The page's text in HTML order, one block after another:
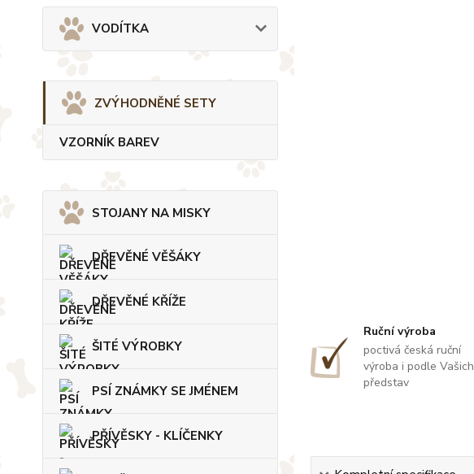
VODÍTKA
ZVÝHODNĚNÉ SETY
VZORNÍK BAREV
STOJANY NA MISKY
DŘEVĚNÉ VĚŠÁKY
DŘEVĚNÉ KŘÍŽE
ŠITÉ VÝROBKY
PSÍ ZNÁMKY SE JMÉNEM
PŘÍVĚSKY - KLÍČENKY
Ruční výroba
poctivá česká ruční
výroba i podle Vašich
představ